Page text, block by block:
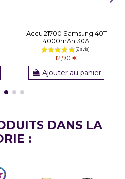
Accu 21700 Samsung 40T
4000mAh 30A
12,90 €
Ajouter au panier
DANS LA
: